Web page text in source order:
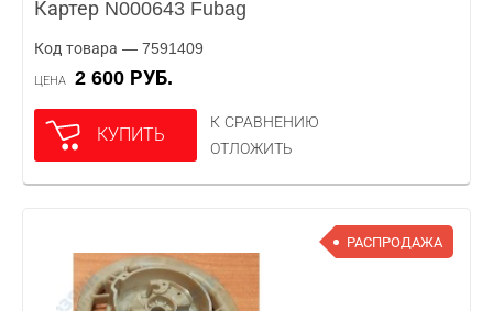
Картер N000643 Fubag
Код товара — 7591409
ЦЕНА 2 600 РУБ.
КУПИТЬ
К СРАВНЕНИЮ
ОТЛОЖИТЬ
РАСПРОДАЖА